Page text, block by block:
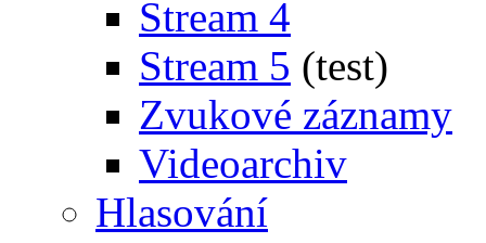
Stream 4
Stream 5 (test)
Zvukové záznamy
Videoarchiv
Hlasování